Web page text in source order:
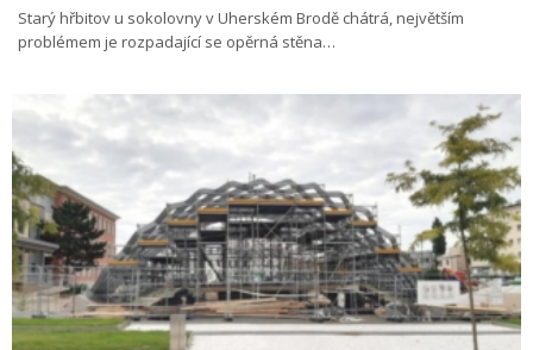
Starý hřbitov u sokolovny v Uherském Brodě chátrá, největším
problémem je rozpadající se opěrná stěna…